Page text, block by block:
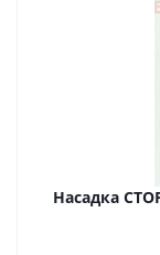
Насадка